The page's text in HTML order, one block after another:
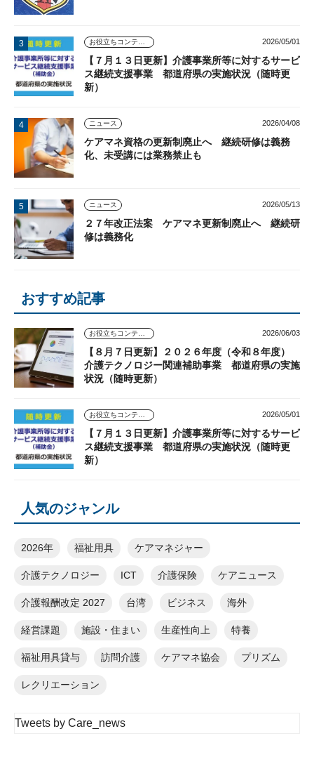
お役立ちコンテンツ 2026/05/01
【７月１３日更新】介護事業所等に対するサービ
ス継続支援事業 都道府県の実施状況（随時更
新）
ニュース 2026/04/08
ケアマネ資格の更新制廃止へ 継続研修は義務
化、未受講には業務禁止も
ニュース 2026/05/13
２７年改正法案 ケアマネ更新制廃止へ 継続研
修は義務化
おすすめ記事
お役立ちコンテンツ 2026/06/03
【８月７日更新】２０２６年度（令和８年度）
介護テクノロジー関連補助事業 都道府県の実施
状況（随時更新）
お役立ちコンテンツ 2026/05/01
【７月１３日更新】介護事業所等に対するサービ
ス継続支援事業 都道府県の実施状況（随時更
新）
人気のジャンル
2026年 福祉用具 ケアマネジャー
介護テクノロジー ICT 介護保険 ケアニュース
介護報酬改定 2027 台湾 ビジネス 海外
経営課題 施設・住まい 生産性向上 特養
福祉用具貸与 訪問介護 ケアマネ協会 プリズム
レクリエーション
Tweets by Care_news